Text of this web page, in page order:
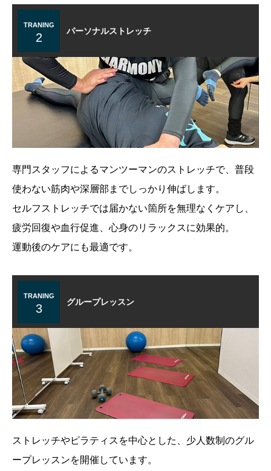
TRANING
2 パーソナルストレッチ
専門スタッフによるマンツーマンのストレッチで、普段
使わない筋肉や深層部までしっかり伸ばします。
セルフストレッチでは届かない箇所を無理なくケアし、
疲労回復や血行促進、心身のリラックスに効果的。
運動後のケアにも最適です。
TRANING
3 グループレッスン
ストレッチやピラティスを中心とした、少人数制のグル
ープレッスンを開催しています。